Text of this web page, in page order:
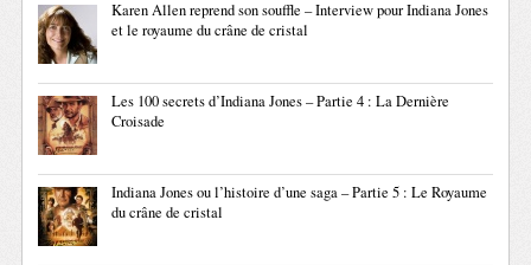
Karen Allen reprend son souffle – Interview pour Indiana Jones
et le royaume du crâne de cristal
Les 100 secrets d’Indiana Jones – Partie 4 : La Dernière
Croisade
Indiana Jones ou l’histoire d’une saga – Partie 5 : Le Royaume
du crâne de cristal